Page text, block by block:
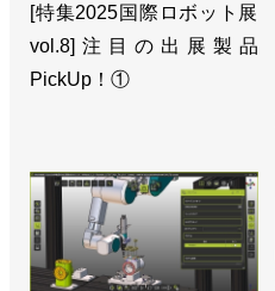
[特集2025国際ロボット展
vol.8]注目の出展製品
PickUp！①